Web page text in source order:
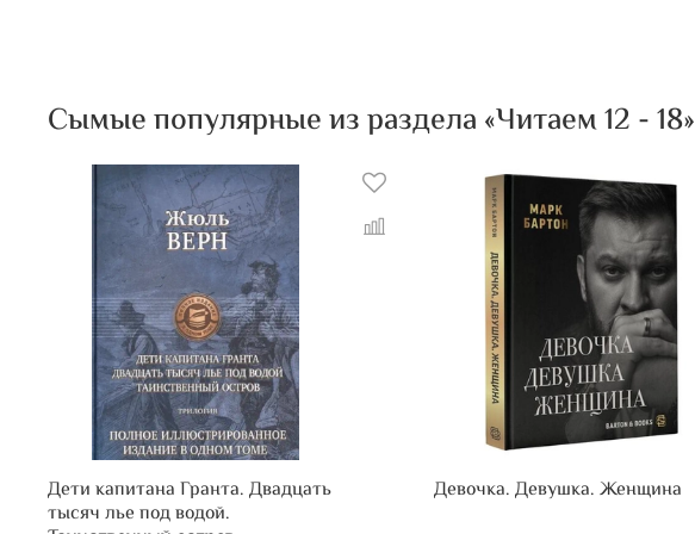
Сымые популярные из раздела «Читаем 12 - 18»
Дети капитана Гранта. Двадцать
тысяч лье под водой.
Девочка. Девушка. Женщина